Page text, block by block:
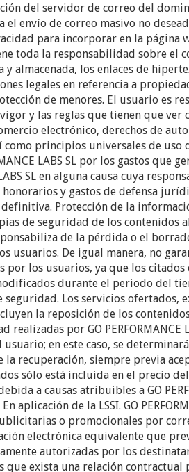
del servidor de correo del
envío de correo masivo no
para incorporar en la página
toda la responsabilidad sobre el
almacenada, los enlaces de
legales en referencia a
de menores. El usuario es
y las reglas que tienen que ver
electrónico, derechos de
principios universales de uso
LABS SL por los gastos que
SL en alguna causa cuya
y gastos de defensa
Protección de la
de seguridad de los contenidos
de la pérdida o el
usuarios. De igual manera, no
los usuarios, ya que los citados
durante el periodo del
Los servicios ofertados,
la reposición de los
por GO PERFORMANCE
en este caso, se
recuperación, siempre previa
sólo está incluida en el precio
a causas atribuibles a GO
aplicación de la LSSI. GO
o promocionales por
electrónica equivalente que
autorizadas por los
que exista una relación contractual